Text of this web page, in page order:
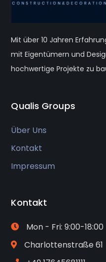
Mit über 10 Jahren
mit Eigentümern und
hochwertige Projekte zu
Qualis Groups
Über Uns
Kontakt
Impressum
Kontakt
Mon - Fri: 9:00-18:00
Charlottenstraße 61